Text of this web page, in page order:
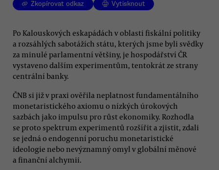
Zkopírovat odkaz Vytisknout
Po Kalouskových eskapádách v oblasti fiskální politiky
a rozsáhlých sabotážích státu, kterých jsme byli svědky
za minulé parlamentní většiny, je hospodářství ČR
vystaveno dalším experimentům, tentokrát ze strany
centrální banky.
ČNB si již v praxi ověřila neplatnost fundamentálního
monetaristického axiomu o nízkých úrokových
sazbách jako impulsu pro růst ekonomiky. Rozhodla
se proto spektrum experimentů rozšířit a zjistit, zdali
se jedná o endogenní poruchu monetaristické
ideologie nebo nevýznamný omyl v globální měnové
a finanční alchymii.